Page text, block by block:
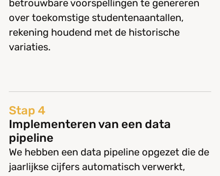
betrouwbare voorspellingen te genereren
over toekomstige studentenaantallen,
rekening houdend met de historische
variaties.
Stap 4
Implementeren van een data
pipeline
We hebben een data pipeline opgezet die de
jaarlijkse cijfers automatisch verwerkt,